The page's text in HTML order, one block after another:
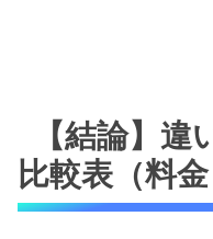
【結論】
比較表（料